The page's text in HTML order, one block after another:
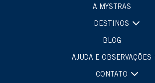
A MYSTRAS
DESTINOS
BLOG
AJUDA E OBSERVAÇÕES
CONTATO